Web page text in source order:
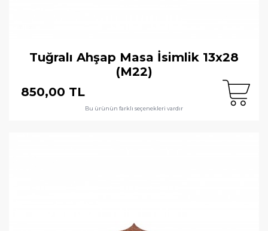
Tuğralı Ahşap Masa İsimlik 13x28
(M22)
850,00 TL
Bu ürünün farklı seçenekleri vardır